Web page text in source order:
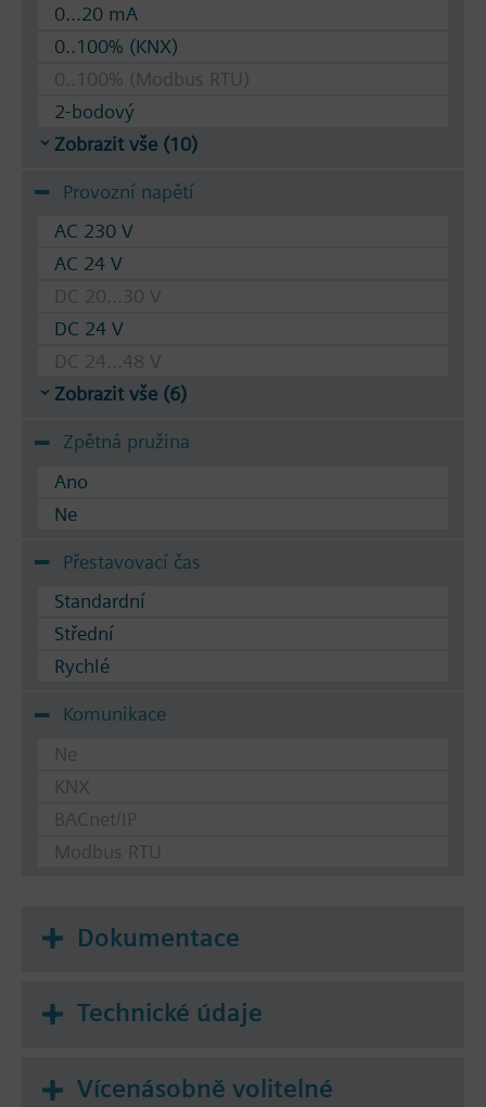
0...20 mA
0..100% (KNX)
0..100% (Modbus RTU)
2-bodový
Zobrazit vše (10)
Provozní napětí
AC 230 V
AC 24 V
DC 20...30 V
DC 24 V
DC 24...48 V
Zobrazit vše (6)
Zpětná pružina
Ano
Ne
Přestavovací čas
Standardní
Střední
Rychlé
Komunikace
Ne
KNX
BACnet/IP
Modbus RTU
Dokumentace
Technické údaje
Vícenásobně volitelné